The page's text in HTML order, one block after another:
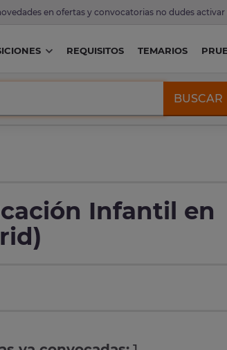
en ofertas y convocatorias no dudes activar
REQUISITOS TEMARIOS
BUSCAR
Infantil en